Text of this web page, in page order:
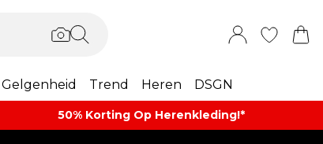
Gelgenheid Trend Heren DSGN
50% Korting Op Herenkleding​!*​